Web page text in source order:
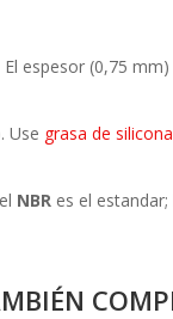
El espesor (0,75
Use grasa de silicona
NBR es el